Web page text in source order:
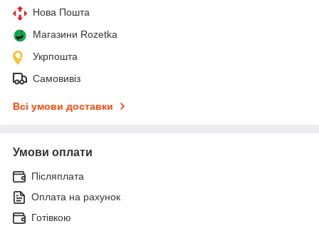
Нова Пошта
Магазини Rozetka
Укрпошта
Самовивіз
Всі умови доставки
Умови оплати
Післяплата
Оплата на рахунок
Готівкою